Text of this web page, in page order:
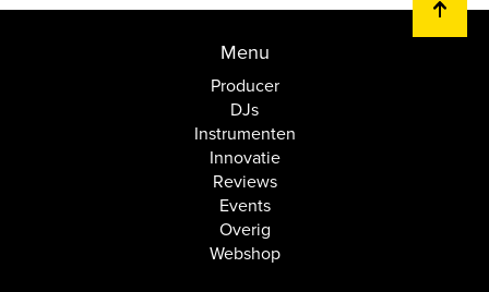
Menu
Producer
DJs
Instrumenten
Innovatie
Reviews
Events
Overig
Webshop